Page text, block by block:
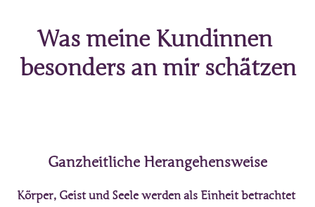
Was meine
Kundinnen
besonders an mir schätzen
Ganzheitliche Herangehensweise
Körper, Geist und Seele werden als Einheit betrachtet